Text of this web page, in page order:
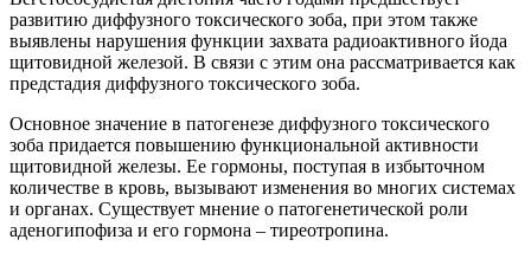
развитию диффузного токсического зоба, при этом также
выявлены нарушения функции захвата радиоактивного йода
щитовидной железой. В связи с этим она рассматривается как
предстадия диффузного токсического зоба.
Основное значение в патогенезе диффузного токсического
зоба придается повышению функциональной активности
щитовидной железы. Ее гормоны, поступая в избыточном
количестве в кровь, вызывают изменения во многих системах
и органах. Существует мнение о патогенетической роли
аденогипофиза и его гормона – тиреотропина.